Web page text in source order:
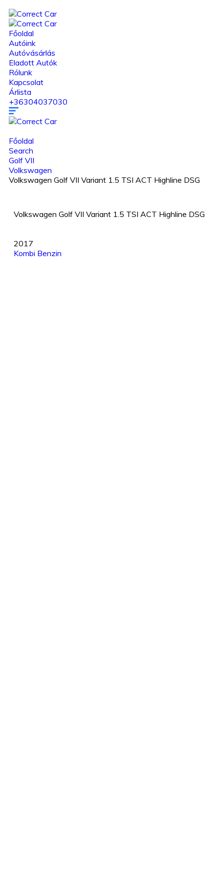
Főoldal
Autóink
Autóvásárlás
Eladott Autók
Rólunk
Kapcsolat
Árlista
+36304037030
Főoldal
Search
Golf VII
Volkswagen
Volkswagen Golf VII Variant 1.5 TSI ACT Highline DSG
Volkswagen Golf VII Variant 1.5 TSI ACT Highline DSG
2017
Kombi Benzin